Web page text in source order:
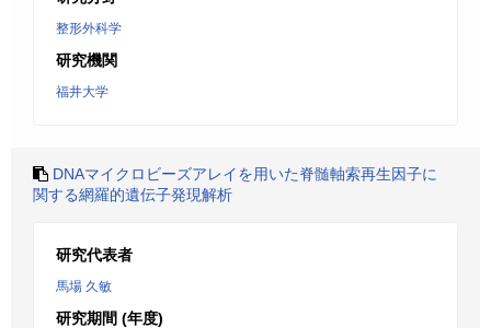
整形外科学
研究機関
福井大学
DNAマイクロビーズアレイを用いた脊髄軸索再生因子に
関する網羅的遺伝子発現解析
研究代表者
馬場 久敏
研究期間 (年度)